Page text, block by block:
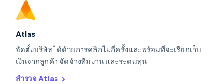
Atlas
จัดตั้งบริษัทได้ด้วยการคลิกไม่กี่ครั้งและพร้อมที่จะเรียกเก็บ
เงินจากลูกค้า จัดจ้างทีมงาน และระดมทุน
สำรวจ Atlas
สวิตเซอร์แลนด์
Deutsch
สวีเดน
สหรัฐอเมริกา
EnglishEspañol简体中文
English